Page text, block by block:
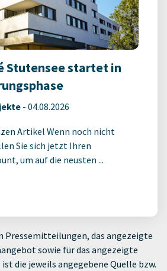
Stutensee startet in
- 04.08.2026
Artikel Wenn noch nicht
Sie sich jetzt Ihren
um auf die neusten ...
Pressemitteilungen, das angezeigte
sowie für das angezeigte
die jeweils angegebene Quelle bzw.